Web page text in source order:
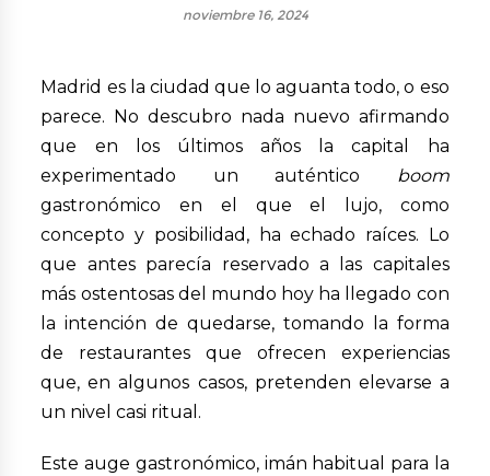
noviembre 16, 2024
Madrid es la ciudad que lo aguanta todo, o eso
parece. No descubro nada nuevo afirmando
que en los últimos años la capital ha
experimentado un auténtico boom
gastronómico en el que el lujo, como
concepto y posibilidad, ha echado raíces. Lo
que antes parecía reservado a las capitales
más ostentosas del mundo hoy ha llegado con
la intención de quedarse, tomando la forma
de restaurantes que ofrecen experiencias
que, en algunos casos, pretenden elevarse a
un nivel casi ritual.
Este auge gastronómico, imán habitual para la